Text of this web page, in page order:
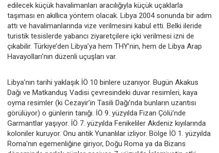
edilecek küçük havalimanları aracılığıyla küçük uçaklarla
taşıması en akıllıca yöntem olacak. Libya 2004 sonunda bir adım
attı ve havalimanlarında vize verilmesini kabul etti. Belki ileride
turistik tesislerde yabancı ziyaretçilere içki verilmesi izni de
çıkabilir. Türkiye’den Libya’ya hem THY’nin, hem de Libya Arap
Havayolları’nın düzenli uçuşları var.
Libya’nın tarihi yaklaşık İÖ 10 binlere uzanıyor. Bugün Akakus
Dağı ve Matkanduş Vadisi çevresindeki duvar resimleri, kaya
oyma resimler (ki Cezayir’in Tasili Dağı’nda bunların uzantısı
görülüyor) o günlerin tanığı. İÖ 9. yüzyılda Fizan Çölü’nde
Garmantlar yaşıyor. İÖ 7. yüzyılda Fenikeliler Akdeniz kıyılarında
koloniler kuruyor. Onu antik Yunanlılar izliyor. Bölge İÖ 1. yüzyılda
Roma’nın egemenliğine giriyor, Doğu Roma ya da Bizans